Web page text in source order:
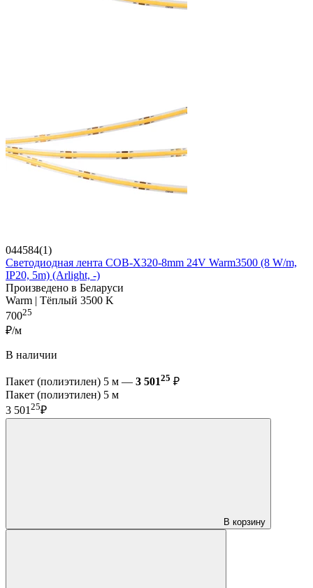
044584(1)
Светодиодная лента COB-X320-8mm 24V Warm3500 (8 W/m,
IP20, 5m) (Arlight, -)
Произведено в Беларуси
Warm | Тёплый 3500 K
70025
₽/м
В наличии
Пакет (полиэтилен) 5 м — 3 50125 ₽
Пакет (полиэтилен) 5 м
3 50125₽
В корзину